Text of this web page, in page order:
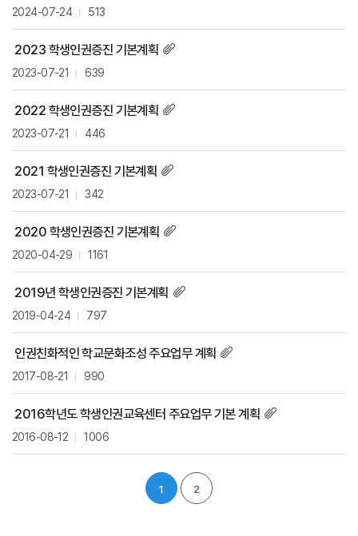
2024-07-24 513
2023 학생인권증진 기본계획
2023-07-21 639
2022 학생인권증진 기본계획
2023-07-21 446
2021 학생인권증진 기본계획
2023-07-21 342
2020 학생인권증진 기본계획
2020-04-29 1161
2019년 학생인권증진 기본계획
2019-04-24 797
인권친화적인 학교문화조성 주요업무 계획
2017-08-21 990
2016학년도 학생인권교육센터 주요업무 기본 계획
2016-08-12 1006
1 2